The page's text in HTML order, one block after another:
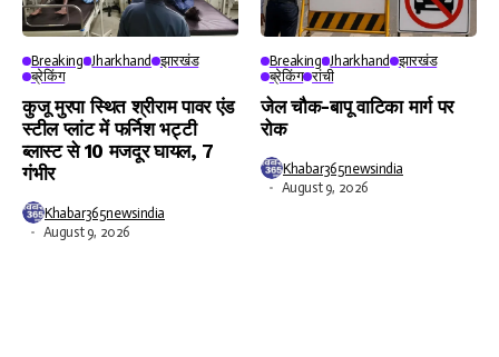
Breaking Jharkhand
झारखंड
ब्रेकिंग
कुजू मुरपा स्थित श्रीराम पावर एंड
स्टील प्लांट में फर्निश भट्टी
ब्लास्ट से 10 मजदूर घायल, 7
गंभीर
Khabar365newsindia
August 9, 2026
Breaking Jharkhand
झारखंड
ब्रेकिंग रांची
जेल चौक-बापू वाटिका मार्ग पर
रोक
Khabar365newsindia
August 9, 2026